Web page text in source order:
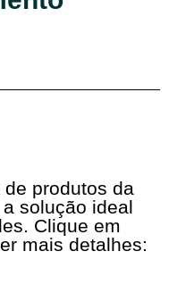
produtos da
solução ideal
Clique em
mais detalhes: